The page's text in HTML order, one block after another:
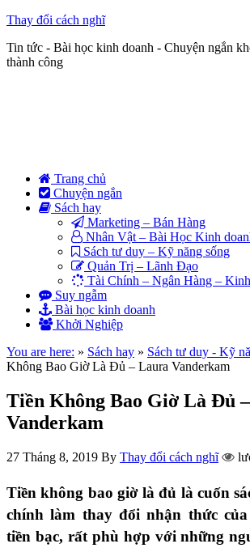
Thay đổi cách nghĩ
Tin tức - Bài học kinh doanh - Chuyện ngắn
thành công
Trang chủ
Chuyện ngắn
Sách hay
Marketing – Bán Hàng
Nhân Vật – Bài Học Kinh
Sách tư duy – Kỹ năng sống
Quản Trị – Lãnh Đạo
Tài Chính – Ngân Hàng –
Suy ngẫm
Bài học kinh doanh
Khởi Nghiệp
You are here: » Sách hay » Sách tư duy - Kỹ
Không Bao Giờ Là Đủ – Laura Vanderkam
Tiền Không Bao Giờ Là Đủ
Vanderkam
27 Tháng 8, 2019 By Thay đổi cách nghĩ
Tiền không bao giờ là đủ là cuốn
chính làm thay đổi nhận thức
tiền bạc, rất phù hợp với những